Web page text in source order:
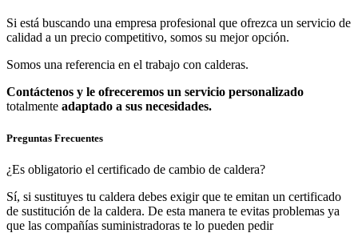
Si está buscando una empresa profesional que ofrezca un servicio de
calidad a un precio competitivo, somos su mejor opción.
Somos una referencia en el trabajo con calderas.
Contáctenos y le ofreceremos un servicio personalizado
totalmente adaptado a sus necesidades.
Preguntas Frecuentes
¿Es obligatorio el certificado de cambio de caldera?
Sí, si sustituyes tu caldera debes exigir que te emitan un certificado
de sustitución de la caldera. De esta manera te evitas problemas ya
que las compañías suministradoras te lo pueden pedir